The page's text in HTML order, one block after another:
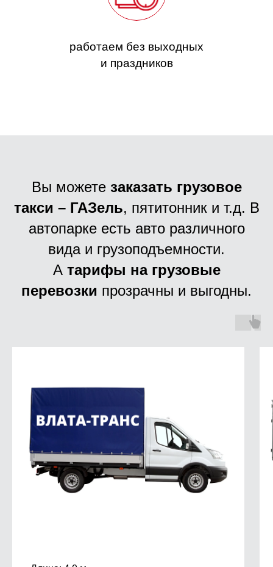
работаем без выходных
и праздников
Вы можете заказать грузовое
такси – ГАЗель, пятитонник и т.д. В
автопарке есть авто различного
вида и грузоподъемности.
А тарифы на грузовые
перевозки прозрачны и выгодны.
вам не нужно ждать очереди
Быстро
из магазинов Донецка
от ВЛАТА-ТРАНС — это: